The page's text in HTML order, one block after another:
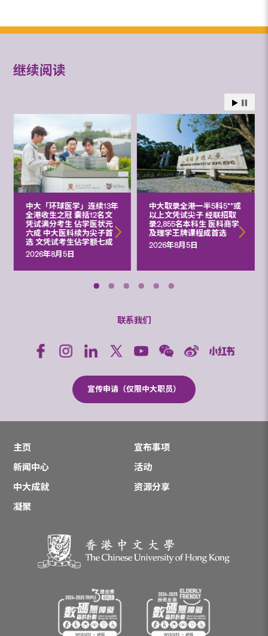
继续阅读
中大「环球医学」连续13年
全港收生之冠 囊括12名文
凭试满分考生 佔学医状元
六成 中大医科续为尖子首
选 文凭试考生佔学额七成
2026年8月5日
中大取录全港一半5科5**或
以上文凭试尖子 经联招取
录2,855名本科生 医科商学
及理学王牌课程成首选
2026年8月5日
联系我们
宣传申请（仅限中大职员）
主页
宣布事项
新闻中心
活动
中大成就
资源分享
凝聚